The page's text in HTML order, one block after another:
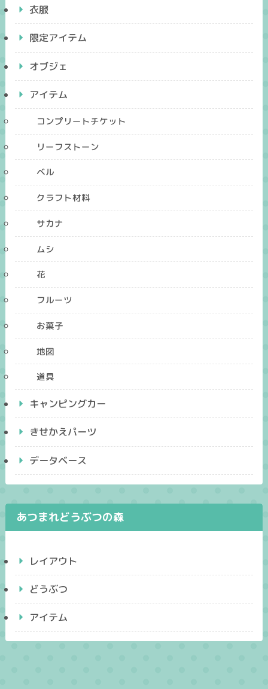
衣服
限定アイテム
オブジェ
アイテム
コンプリートチケット
リーフストーン
ベル
クラフト材料
サカナ
ムシ
花
フルーツ
お菓子
地図
道具
キャンピングカー
きせかえパーツ
データベース
あつまれどうぶつの森
レイアウト
どうぶつ
アイテム